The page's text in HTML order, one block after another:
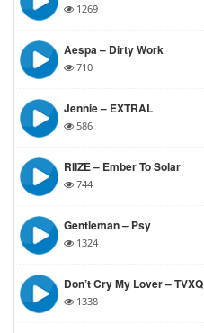
1269
Aespa – Dirty Work
710
Jennie – EXTRAL
586
RIIZE – Ember To Solar
744
Gentleman – Psy
1324
Don’t Cry My Lover – TVXQ
1338